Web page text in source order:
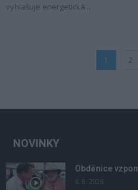
vyhlašuje energetická...
1 2
NOVINKY
Obděnice
6. 8. 2026